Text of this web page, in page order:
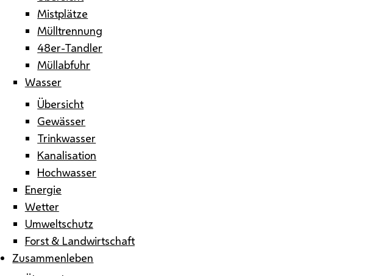
Mistplätze
Mülltrennung
48er-Tandler
Müllabfuhr
Wasser
Übersicht
Gewässer
Trinkwasser
Kanalisation
Hochwasser
Energie
Wetter
Umweltschutz
Forst & Landwirtschaft
Zusammenleben